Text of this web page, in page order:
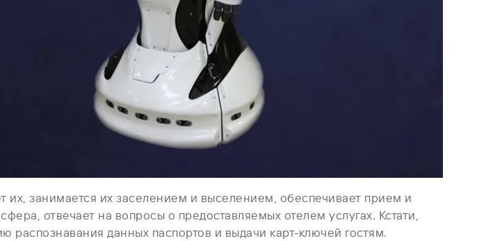
их, занимается их заселением и выселением, обеспечивает прием и
отвечает на вопросы о предоставляемых отелем услугах. Кстати,
данных паспортов и выдачи карт-ключей гостям.